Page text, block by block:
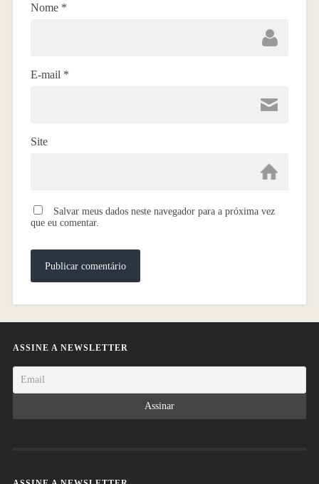
Nome *
E-mail *
Site
Salvar meus dados neste navegador para a próxima vez
que eu comentar.
ASSINE A NEWSLETTER